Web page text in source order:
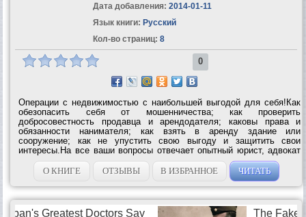
Дата добавления: 2014-01-11
Язык книги: Русский
Кол-во страниц: 8
0
Операции с недвижимостью с наибольшей выгодой для себя!Как
обезопасить себя от мошенничества; как проверить
добросовестность продавца и арендодателя; каковы права и
обязанности нанимателя; как взять в аренду здание или
сооружение; как не упустить свою выгоду и защитить свои
интересы.На все ваши вопросы отвечает опытный юрист, адвокат
Дмитрий...
О КНИГЕ
ОТЗЫВЫ В ИЗБРАННОЕ ЧИТАТЬ